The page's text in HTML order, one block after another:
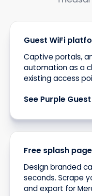
Guest WiFi
Captive portals,
automation as a
existing access
See Purple
Free splash
Design branded
seconds. Scrape
and export for